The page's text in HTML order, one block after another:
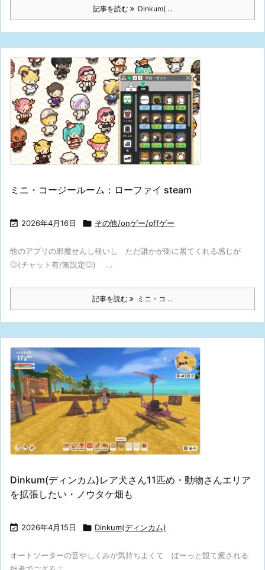
記事を読む Dinkum( ...
ミニ・コージールーム：ローファイ steam
 2026年4月16日  その他/onゲー/offゲー
他のアプリの邪魔せんし軽いし ただ誰かが側に居てくれる感じが
◎(チャット有/無設定◎) ...
記事を読む ミニ・コ ...
Dinkum(ディンカム)レア犬さん11匹め・動物さんエリア
を拡張したい・ノウタケ畑も
 2026年4月15日  Dinkum(ディンカム)
オートソーターの音やしくみが気持ちよくて ぼーっと観て癒される